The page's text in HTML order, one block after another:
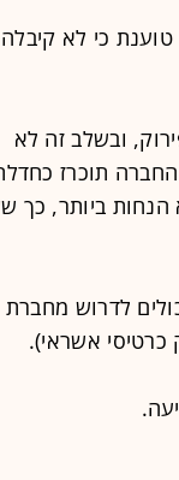
כי לא
ובשלב זה לא
תוכרז
ביותר, כך
לדרוש מחברת
אשראי).